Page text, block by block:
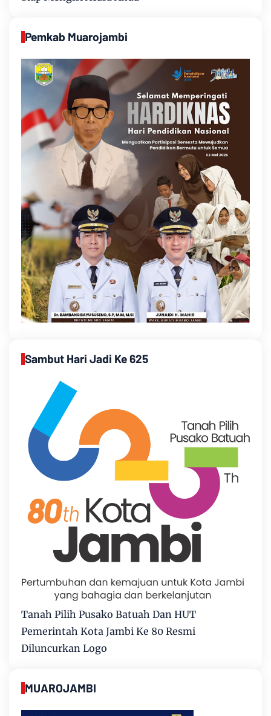
Pemkab Muarojambi
Sambut Hari Jadi Ke 625
Tanah Pilih Pusako Batuah Dan HUT
Pemerintah Kota Jambi Ke 80 Resmi
Diluncurkan Logo
MUAROJAMBI